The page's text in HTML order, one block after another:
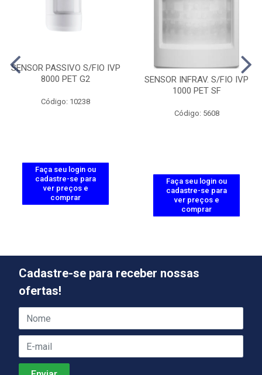
SENSOR PASSIVO S/FIO IVP
8000 PET G2
Código: 10238
Faça seu login ou
cadastre-se para
ver preços e
comprar
SENSOR INFRAV. S/FIO IVP
1000 PET SF
Código: 5608
Faça seu login ou
cadastre-se para
ver preços e
comprar
Cadastre-se para receber nossas
ofertas!